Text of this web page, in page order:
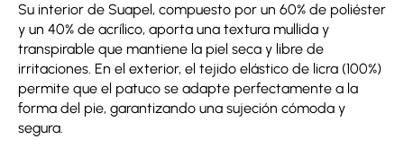
Su interior de Suapel, compuesto por un 60% de poliéster
y un 40% de acrílico, aporta una textura mullida y
transpirable que mantiene la piel seca y libre de
irritaciones. En el exterior, el tejido elástico de licra (100%)
permite que el patuco se adapte perfectamente a la
forma del pie, garantizando una sujeción cómoda y
segura.